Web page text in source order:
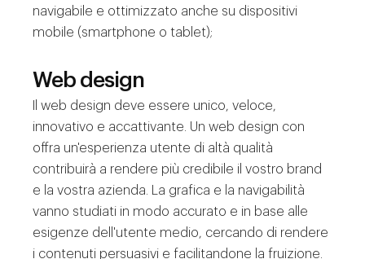
navigabile e ottimizzato anche su dispositivi
mobile (smartphone o tablet);
Web design
Il web design deve essere unico, veloce,
innovativo e accattivante. Un web design con
offra un'esperienza utente di altà qualità
contribuirà a rendere più credibile il vostro brand
e la vostra azienda. La grafica e la navigabilità
vanno studiati in modo accurato e in base alle
esigenze dell'utente medio, cercando di rendere
i contenuti persuasivi e facilitandone la fruizione.